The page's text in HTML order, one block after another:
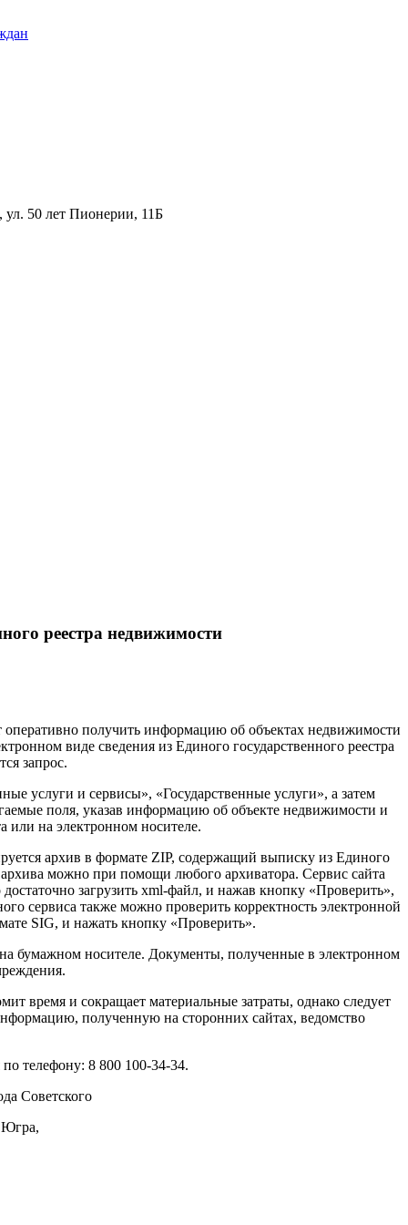
50 лет Пионерии, 11Б
реестра недвижимости
получить информацию об объектах недвижимости
виде сведения из Единого государственного реестра
запрос.
услуги и сервисы», «Государственные услуги», а затем
поля, указав информацию об объекте недвижимости и
или на электронном носителе.
архив в формате ZIP, содержащий выписку из Единого
можно при помощи любого архиватора. Сервис сайта
загрузить xml-файл, и нажав кнопку «Проверить»,
сервиса также можно проверить корректность электронной
SIG, и нажать кнопку «Проверить».
бумажном носителе. Документы, полученные в электронном
время и сокращает материальные затраты, однако следует
полученную на сторонних сайтах, ведомство
телефону: 8 800 100-34-34.
Советского
Югра,